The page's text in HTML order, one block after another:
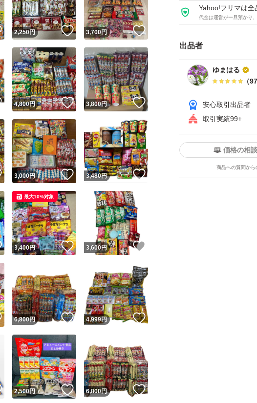
Yahoo!フリマは全
代金は運営が一旦預かり
出品者
ゆまはる
（
安心取引出品者
取引実績99+
ユーザーの実績について
Yahoo!フリマが定めた一定の基準を満たしたユーザーにバッジを付与しています
安心取引出品者
安心取引出品者 Yahoo!フリマの基準をクリアした安心・安全なユーザーです
取引実績
価格の相談
商品への質問か
この商品の情報をコピーします
商品画像の無断転載は禁止されています
いいね！
2,250円 いいね！
3,700円
いいね！
4,800円 いいね！
3,800円 いいね！
いいね！
3,000円 いいね！
3,480円 いいね！
いいね！
3,400円 いいね！
最大10%対象
3,600円
いいね！
6,800円 いいね！
4,999円 いいね！
いいね！
2,500円 いいね！
6,800円 いいね！